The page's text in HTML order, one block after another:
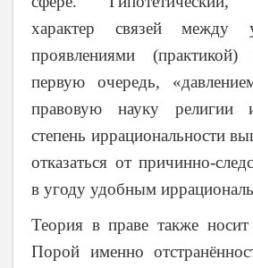
характер связей между
проявлениями
первую очередь,
правовую науку религии
степень иррациональности
отказаться от причинно-
в угоду удобным
Теория в праве также носит
Порой именно